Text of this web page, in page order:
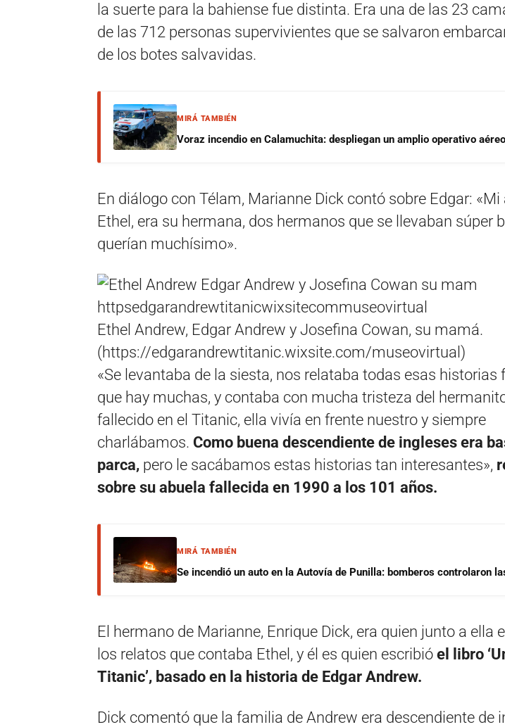
la suerte para la bahiense fue distinta. Era una de las 23
de las 712 personas supervivientes que se salvaron
de los botes salvavidas.
MIRÁ TAMBIÉN
Voraz incendio en Calamuchita: despliegan un amplio operativo
En diálogo con Télam, Marianne Dick contó sobre Edgar: «Mi
Ethel, era su hermana, dos hermanos que se llevaban súper
querían muchísimo».
Ethel Andrew, Edgar Andrew y Josefina Cowan, su mamá.
(https://edgarandrewtitanic.wixsite.com/museovirtual)
«Se levantaba de la siesta, nos relataba todas esas historias
que hay muchas, y contaba con mucha tristeza del
fallecido en el Titanic, ella vivía en frente nuestro y siempre
charlábamos. Como buena descendiente de ingleses era
parca, pero le sacábamos estas historias tan interesantes»,
sobre su abuela fallecida en 1990 a los 101 años.
MIRÁ TAMBIÉN
Se incendió un auto en la Autovía de Punilla: bomberos controlaron
El hermano de Marianne, Enrique Dick, era quien junto a ella
los relatos que contaba Ethel, y él es quien escribió el libro
Titanic’, basado en la historia de Edgar Andrew.
Dick comentó que la familia de Andrew era descendiente de